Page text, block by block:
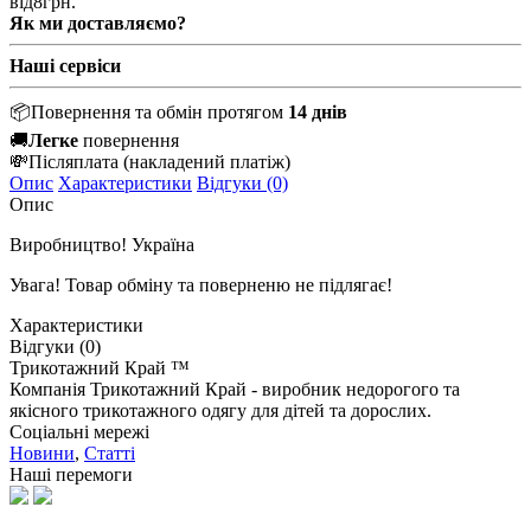
Як ми доставляємо?
Наші сервіси
📦Повернення та обмін протягом 14 днів
🚚Легке повернення
💸Післяплата (накладений платіж)
Опис Характеристики Відгуки (0)
Опис
Виробництво! Україна
Увага! Товар обміну та поверненю не підлягає!
Характеристики
Відгуки (0)
Трикотажний Край ™
Компанія Трикотажний Край - виробник недорогого та
якісного трикотажного одягу для дітей та дорослих.
Соціальні мережі
Новини, Статті
Наші перемоги